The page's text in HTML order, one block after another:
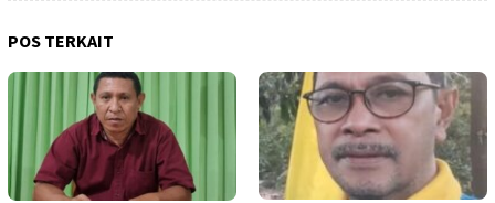
POS TERKAIT